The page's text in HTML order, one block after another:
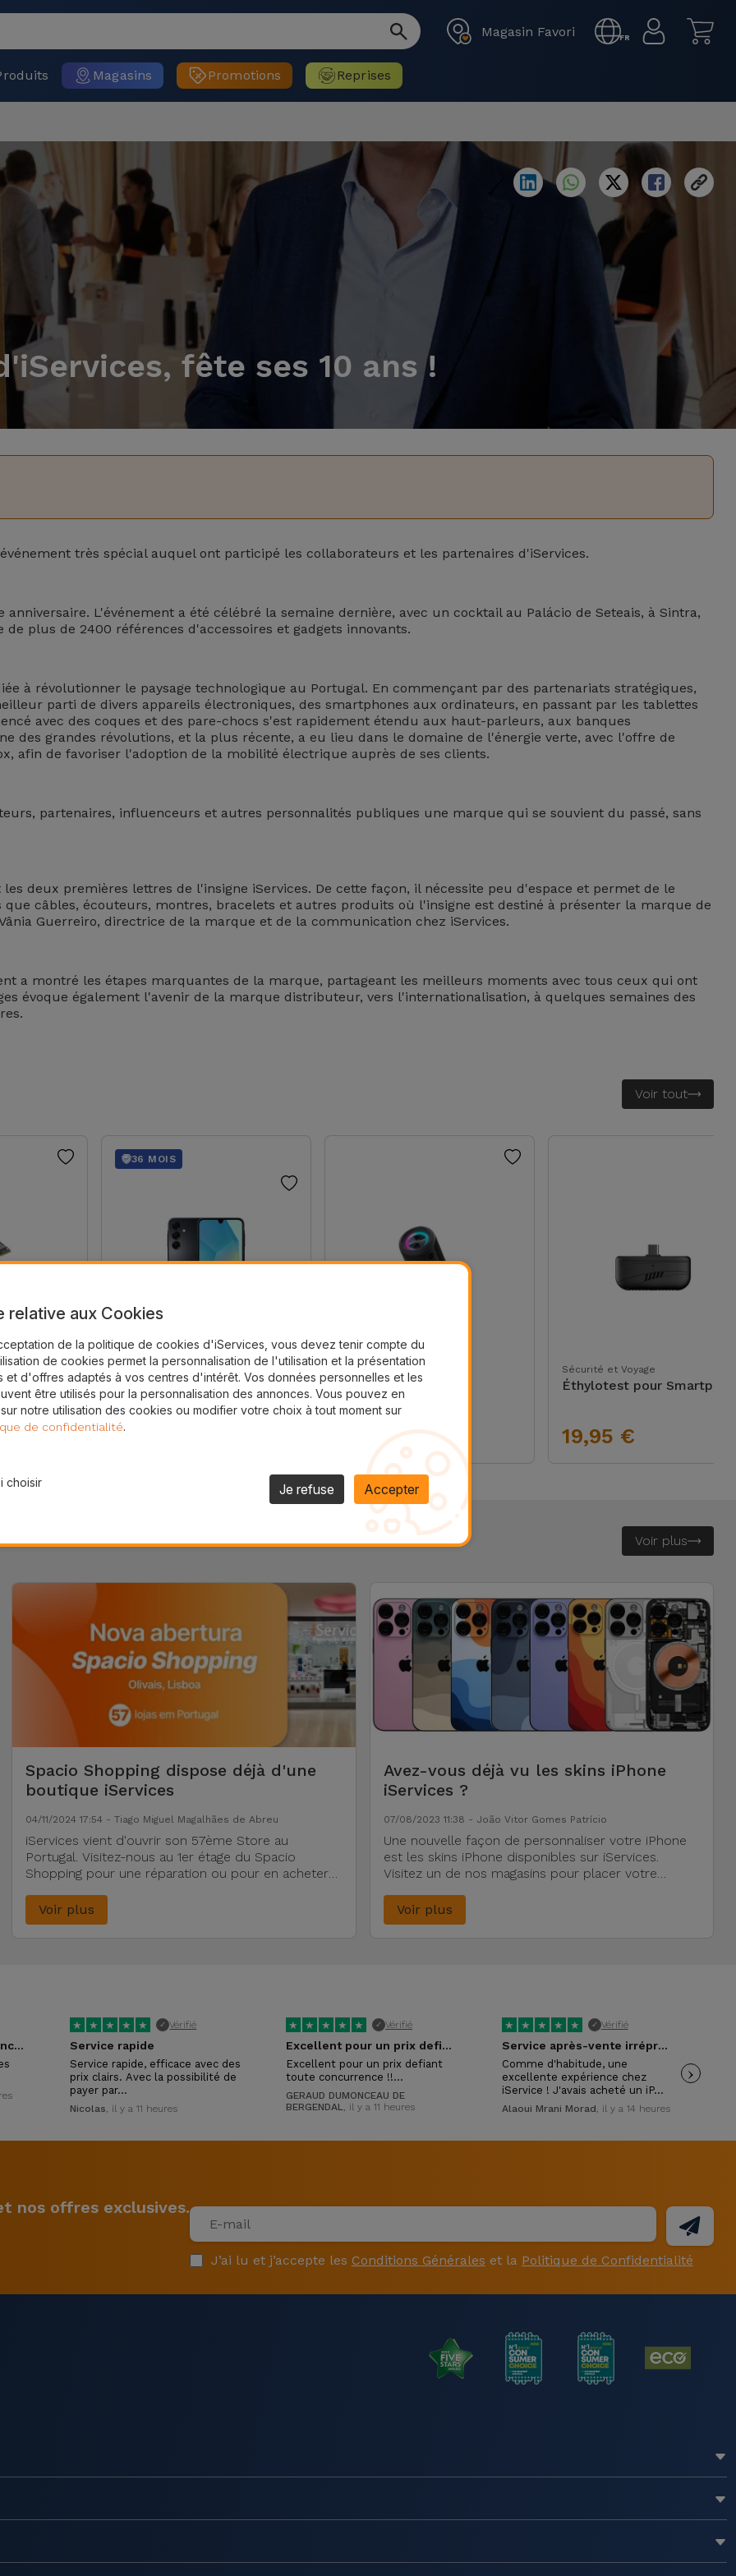
Magasin Favori FR
Magasins Promotions Reprises
fête ses 10 ans !
très spécial auquel ont participé les collaborateurs et les partenaires d'iServices.
L'événement a été célébré la semaine dernière, avec un cocktail au Palácio de Seteais, à Sintra,
plus de 2400 références d'accessoires et gadgets innovants.
à révolutionner le paysage technologique au Portugal. En commençant par des partenariats stratégiques,
parti de divers appareils électroniques, des smartphones aux ordinateurs, en passant par les tablettes
avec des coques et des pare-chocs s'est rapidement étendu aux haut-parleurs, aux banques
des grandes révolutions, et la plus récente, a eu lieu dans le domaine de l'énergie verte, avec l'offre de
afin de favoriser l'adoption de la mobilité électrique auprès de ses clients.
partenaires, influenceurs et autres personnalités publiques une marque qui se souvient du passé, sans
deux premières lettres de l'insigne iServices. De cette façon, il nécessite peu d'espace et permet de le
câbles, écouteurs, montres, bracelets et autres produits où l'insigne est destiné à présenter la marque de
Guerreiro, directrice de la marque et de la communication chez iServices.
a montré les étapes marquantes de la marque, partageant les meilleurs moments avec tous ceux qui ont
évoque également l'avenir de la marque distributeur, vers l'internationalisation, à quelques semaines des
Voir tout
Dur
36 MOIS
Samsung A16 Reconditionné
Samsung Galaxy A16
163,84 €
Nouveautés
Enceinte Bluetooth
SoundPulse
34,95 €
Sécurité et Voyage
Éthylotest pour
19,95 €
Voir plus
Spacio Shopping dispose déjà d'une
boutique iServices
04/11/2024 17:54 - Tiago Miguel Magalhães de Abreu
iServices vient d'ouvrir son 57ème Store au
Portugal. Visitez-nous au 1er étage du Spacio
Shopping pour une réparation ou pour en acheter
Voir plus
Avez-vous déjà vu les skins iPhone
iServices ?
07/08/2023 11:38 - João Vitor Gomes Patrício
Une nouvelle façon de personnaliser votre iPhone
est les skins iPhone disponibles sur iServices.
Visitez un de nos magasins pour placer votre
Voir plus
Tres réactifs et competances certaines !
★ ★ ★ ★ ★ ✓ Vérifié
Service rapide
Service rapide, efficace avec des
prix clairs. Avec la possibilité de
payer par…
Nicolas, il y a 11 heures
★ ★ ★ ★ ★ ✓ Vérifié
Excellent pour un prix defiant toute…
Excellent pour un prix defiant
toute concurrence !!…
GERAUD DUMONCEAU DE
BERGENDAL, il y a 11 heures
★ ★ ★ ★ ★ ✓ Vérifié
Service après-vente irréprochable !
Comme d'habitude, une
excellente expérience chez
iService ! J'avais acheté un iP…
Alaoui Mrani Morad, il y a 14 heures
›
nos offres exclusives.
J’ai lu et j’accepte les Conditions Générales et la Politique de Confidentialité
relative aux Cookies
de la politique de cookies d'iServices, vous devez tenir compte du
de cookies permet la personnalisation de l'utilisation et la présentation
et d'offres adaptés à vos centres d'intérêt. Vos données personnelles et les
être utilisés pour la personnalisation des annonces. Vous pouvez en
notre utilisation des cookies ou modifier votre choix à tout moment sur
de confidentialité.
choisir Je refuse Accepter